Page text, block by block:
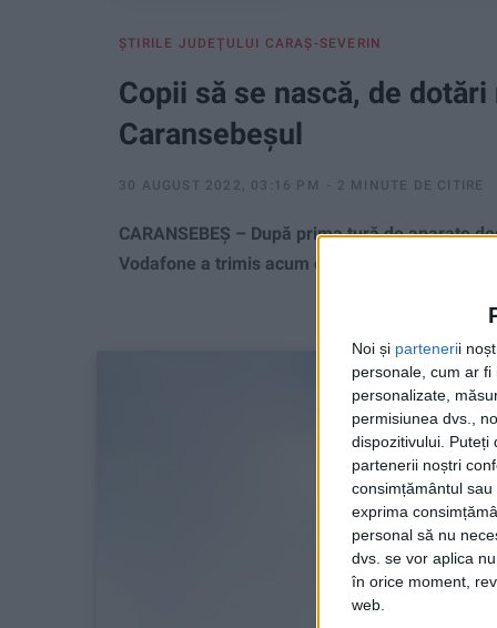
Noi și partenerii
personale, cum ar
personalizate,
permisiunea dvs.,
dispozitivului. Puteți
partenerii noștri
consimțământul
exprima
personal să nu
dvs. se vor aplica
în orice moment,
web.
ŞTIRILE JUDEŢULUI CARAŞ-SEVERIN
Copii să se nască, de
Caransebeşul
30 AUGUST 2022, 03:16 PM 2 MINUTE DE CITIRE
CARANSEBEȘ – După prima tură de aparate
Vodafone a trimis acum o altă tranșă de